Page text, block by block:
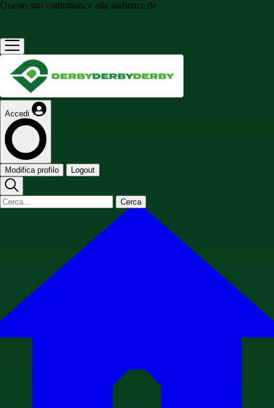
Questo sito contribuisce alla audience de
Accedi
Modifica profilo Logout
Cerca